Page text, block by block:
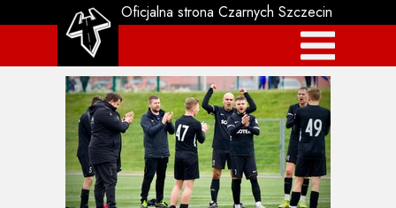
Oficjalna strona Czarnych Szczecin